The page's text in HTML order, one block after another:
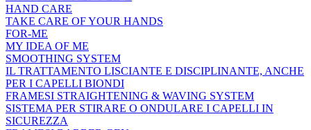
HAND CARE
TAKE CARE OF YOUR HANDS
FOR-ME
MY IDEA OF ME
SMOOTHING SYSTEM
IL TRATTAMENTO LISCIANTE E DISCIPLINANTE, ANCHE
PER I CAPELLI BIONDI
FRAMESI STRAIGHTENING & WAVING SYSTEM
SISTEMA PER STIRARE O ONDULARE I CAPELLI IN
SICUREZZA